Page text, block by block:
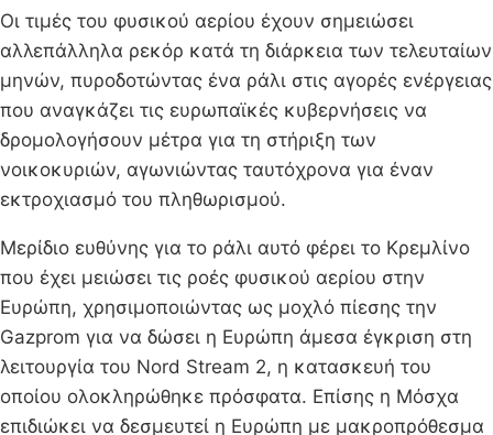
Οι τιμές του φυσικού αερίου έχουν σημειώσει
αλλεπάλληλα ρεκόρ κατά τη διάρκεια των τελευταίων
μηνών, πυροδοτώντας ένα ράλι στις αγορές ενέργειας
που αναγκάζει τις ευρωπαϊκές κυβερνήσεις να
δρομολογήσουν μέτρα για τη στήριξη των
νοικοκυριών, αγωνιώντας ταυτόχρονα για έναν
εκτροχιασμό του πληθωρισμού.
Μερίδιο ευθύνης για το ράλι αυτό φέρει το Κρεμλίνο
που έχει μειώσει τις ροές φυσικού αερίου στην
Ευρώπη, χρησιμοποιώντας ως μοχλό πίεσης την
Gazprom για να δώσει η Ευρώπη άμεσα έγκριση στη
λειτουργία του Nord Stream 2, η κατασκευή του
οποίου ολοκληρώθηκε πρόσφατα. Επίσης η Μόσχα
επιδιώκει να δεσμευτεί η Ευρώπη με μακροπρόθεσμα